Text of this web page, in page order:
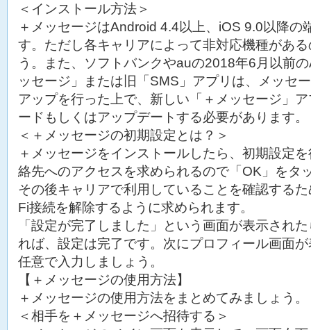
＜インストール方法＞
＋メッセージはAndroid 4.4以上、iOS 9.0以降の
す。ただし各キャリアによって非対応機種があ
う。また、ソフトバンクやauの2018年6月以前
ッセージ」または旧「SMS」アプリは、メッセ
アップを行った上で、新しい「＋メッセージ」
ードもしくはアップデートする必要があります。
＜＋メッセージの初期設定とは？＞
＋メッセージをインストールしたら、初期設定
絡先へのアクセスを求められるので「OK」をタ
その後キャリアで利用していることを確認する
Fi接続を解除するように求められます。
「設定が完了しました」という画面が表示され
れば、設定は完了です。次にプロフィール画面
任意で入力しましょう。
【＋メッセージの使用方法】
＋メッセージの使用方法をまとめてみましょう。
＜相手を＋メッセージへ招待する＞